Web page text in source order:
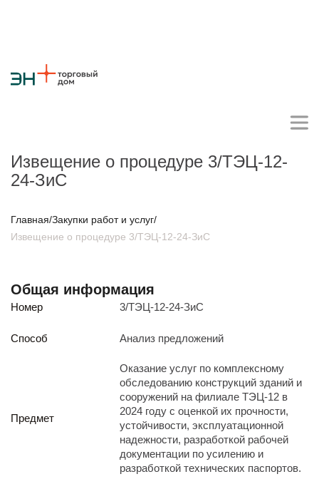
Личный кабинет поставщика
Закупки товаров
Закупки работ и услуг
Следите за нами
Извещение о процедуре 3/ТЭЦ-12-
24-ЗиС
Главная/Закупки работ и услуг/
Извещение о процедуре 3/ТЭЦ-12-24-ЗиС
Общая информация
Номер 3/ТЭЦ-12-24-ЗиС
Способ Анализ предложений
Предмет
Оказание услуг по комплексному
обследованию конструкций зданий и
сооружений на филиале ТЭЦ-12 в
2024 году с оценкой их прочности,
устойчивости, эксплуатационной
надежности, разработкой рабочей
документации по усилению и
разработкой технических паспортов.